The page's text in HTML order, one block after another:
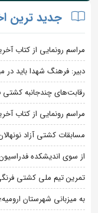
جدید ترین
مراسم رونمایی از کتاب
دبیر: فرهنگ شهدا باید
رقابت‌های چندجانبه کشتی
مراسم رونمایی از کتاب
مسابقات کشتی آزاد
از سوی اندیشکده
تمرین تیم ملی کشتی
به میزبانی شهرستان ارومیه؛